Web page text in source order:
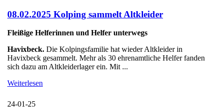
08.02.2025 Kolping sammelt Altkleider
Fleißige Helferinnen und Helfer unterwegs
Havixbeck. Die Kolpingsfamilie hat wieder Altkleider in
Havixbeck gesammelt. Mehr als 30 ehrenamtliche Helfer fanden
sich dazu am Altkleiderlager ein. Mit ...
Weiterlesen
24-01-25